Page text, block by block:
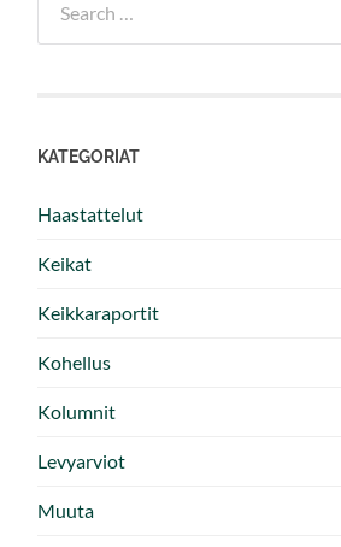
for:
KATEGORIAT
Haastattelut
Keikat
Keikkaraportit
Kohellus
Kolumnit
Levyarviot
Muuta